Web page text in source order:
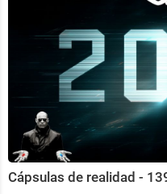
Cápsulas de realidad -